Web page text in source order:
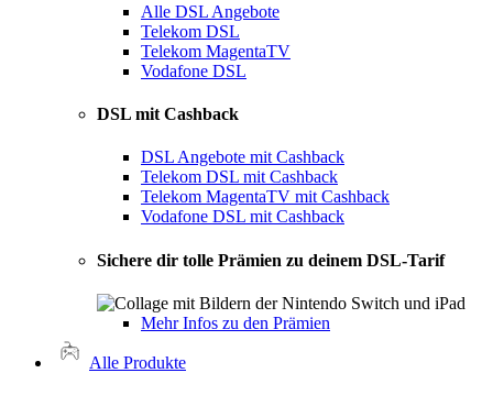
Alle DSL Angebote
Telekom DSL
Telekom MagentaTV
Vodafone DSL
DSL mit Cashback
DSL Angebote mit Cashback
Telekom DSL mit Cashback
Telekom MagentaTV mit Cashback
Vodafone DSL mit Cashback
Sichere dir tolle Prämien zu deinem DSL-Tarif
Mehr Infos zu den Prämien
Alle Produkte